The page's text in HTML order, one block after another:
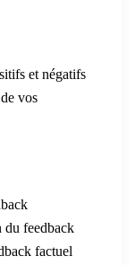
et négatifs
vos
feedback
factuel